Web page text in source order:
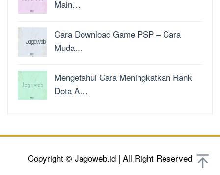
Main…
Cara Download Game PSP – Cara
Muda…
Mengetahui Cara Meningkatkan Rank
Dota A…
Copyright © Jagoweb.id | All Right Reserved